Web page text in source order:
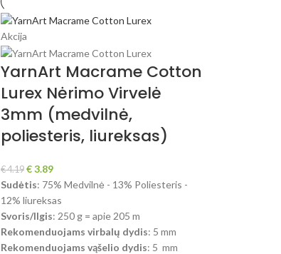
Akcija
YarnArt Macrame Cotton
Lurex Nėrimo Virvelė
3mm (medvilnė,
poliesteris, liureksas)
€4.19 €3.89
Sudėtis: 75% Medvilnė - 13% Poliesteris -
12% liureksas
Svoris/Ilgis: 250 g = apie 205 m
Rekomenduojams virbalų dydis: 5 mm
Rekomenduojams vąšelio dydis: 5 mm